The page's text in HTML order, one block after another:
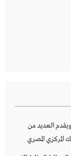
العديد من
المركزي المصري